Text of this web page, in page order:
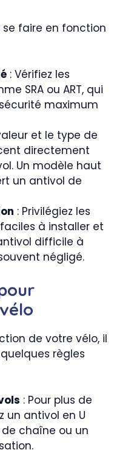
se faire en fonction
: Vérifiez les
SRA ou ART, qui
maximum
et le type de
directement
Un modèle haut
un antivol de
: Privilégiez les
à installer et
difficile à
négligé.
de votre vélo, il
règles
: Pour plus de
un antivol en U
chaîne ou un